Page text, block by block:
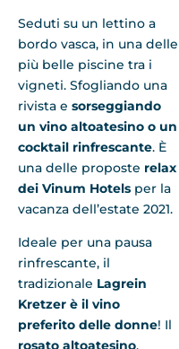
Seduti su un lettino a
bordo vasca, in una delle
più belle piscine tra i
vigneti. Sfogliando una
rivista e sorseggiando
un vino altoatesino o un
cocktail rinfrescante. È
una delle proposte relax
dei Vinum Hotels per la
vacanza dell’estate 2021.
Ideale per una pausa
rinfrescante, il
tradizionale Lagrein
Kretzer è il vino
preferito delle donne! Il
rosato altoatesino,